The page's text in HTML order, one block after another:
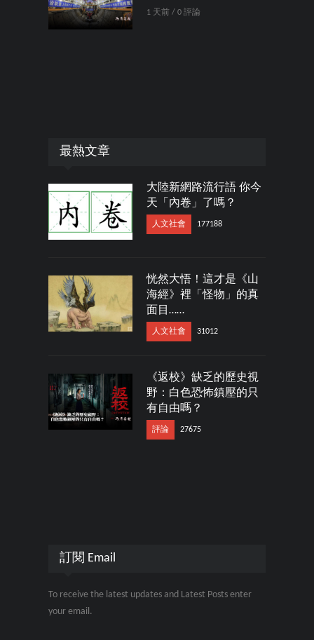
1 天前 / 0 評論
最熱文章
大陸新網路流行語 你今
天「內卷」了嗎？
人文社會 177188
恍然大悟！這才是《山
海經》裡「怪物」的真
面目……
人文社會 31012
《返校》缺乏的歷史視
野：白色恐怖鎮壓的只
有自由嗎？
評論 27675
訂閱 Email
To receive the latest updates and Latest Posts enter
your email.